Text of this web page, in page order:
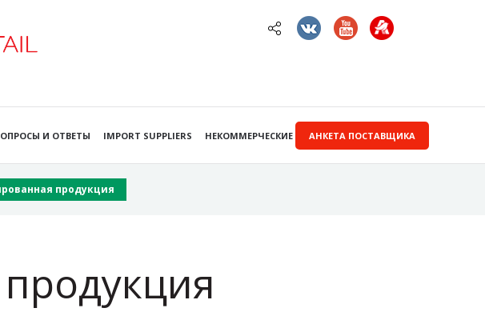
АНКЕТА ПОСТАВЩИКА
И ОТВЕТЫ IMPORT SUPPLIERS НЕКОММЕРЧЕСКИЕ ЗАКУПКИ
продукция